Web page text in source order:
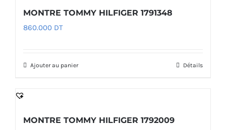
MONTRE TOMMY HILFIGER 1791348
860.000 DT
Ajouter au panier Détails
MONTRE TOMMY HILFIGER 1792009